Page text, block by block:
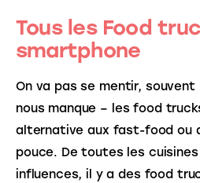
Tous les Food
smartphone
On va pas se mentir,
nous manque – les food
alternative aux fast-food ou
pouce. De toutes les
influences, il y a des food